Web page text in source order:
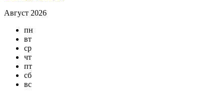
Август 2026
пн
вт
ср
чт
пт
сб
вс